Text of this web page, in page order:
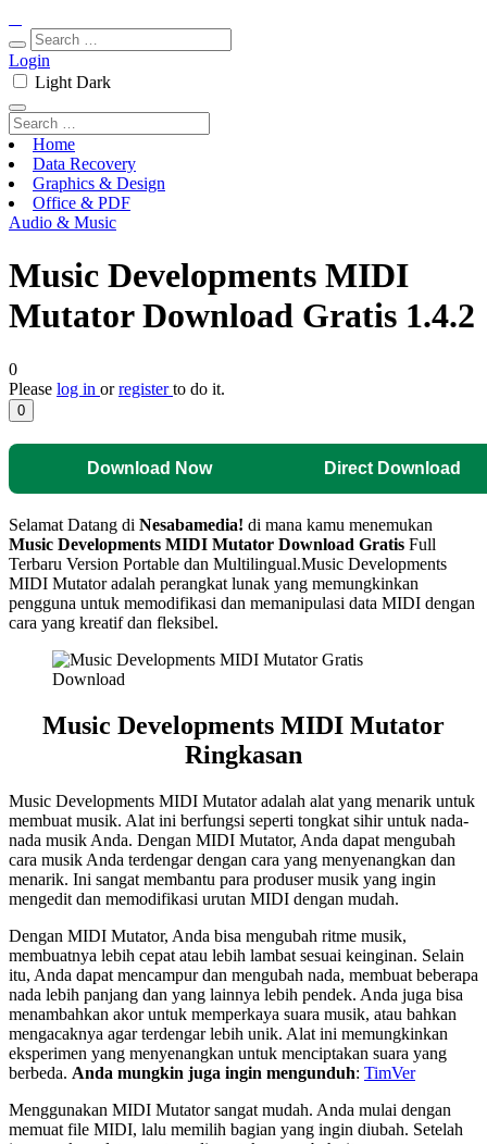
Login
Light Dark
Home
Data Recovery
Graphics & Design
Office & PDF
Audio & Music
Music Developments MIDI
Mutator Download Gratis 1.4.2
0
Please log in orregisterto do it.
0
Download Now Direct Download
Selamat Datang di Nesabamedia! di mana kamu menemukan
Music Developments MIDI Mutator Download Gratis Full
Terbaru Version Portable dan Multilingual.Music Developments
MIDI Mutator adalah perangkat lunak yang memungkinkan
pengguna untuk memodifikasi dan memanipulasi data MIDI dengan
cara yang kreatif dan fleksibel.
Music Developments MIDI Mutator
Ringkasan
Music Developments MIDI Mutator adalah alat yang menarik untuk
membuat musik. Alat ini berfungsi seperti tongkat sihir untuk nada-
nada musik Anda. Dengan MIDI Mutator, Anda dapat mengubah
cara musik Anda terdengar dengan cara yang menyenangkan dan
menarik. Ini sangat membantu para produser musik yang ingin
mengedit dan memodifikasi urutan MIDI dengan mudah.
Dengan MIDI Mutator, Anda bisa mengubah ritme musik,
membuatnya lebih cepat atau lebih lambat sesuai keinginan. Selain
itu, Anda dapat mencampur dan mengubah nada, membuat beberapa
nada lebih panjang dan yang lainnya lebih pendek. Anda juga bisa
menambahkan akor untuk memperkaya suara musik, atau bahkan
mengacaknya agar terdengar lebih unik. Alat ini memungkinkan
eksperimen yang menyenangkan untuk menciptakan suara yang
berbeda. Anda mungkin juga ingin mengunduh: TimVer
Menggunakan MIDI Mutator sangat mudah. Anda mulai dengan
memuat file MIDI, lalu memilih bagian yang ingin diubah. Setelah